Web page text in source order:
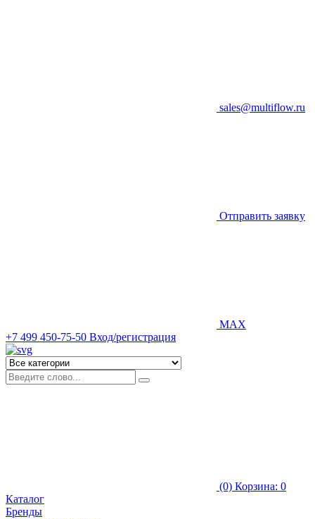
sales@multiflow.ru
Отправить заявку
MAX
+7 499 450-75-50 Вход/регистрация
(0) Корзина: 0
Каталог
Бренды